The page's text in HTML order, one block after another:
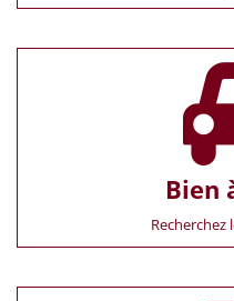
Bien
Recherchez